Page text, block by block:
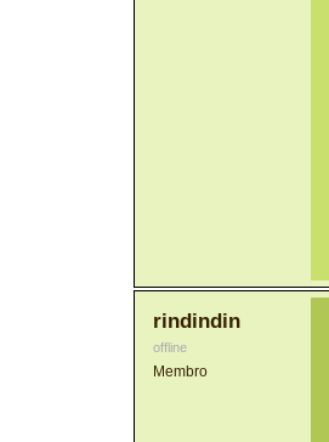
rindindin
offline
Membro